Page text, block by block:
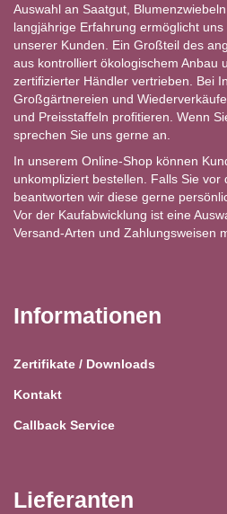
Auswahl an Saatgut,
langjährige Erfahrung ermöglicht
unserer Kunden. Ein Großteil des
aus kontrolliert ökologischem Anbau
zertifizierter Händler vertrieben. Bei
Großgärtnereien und
und Preisstaffeln profitieren. Wenn
sprechen Sie uns gerne an.
In unserem Online-Shop können
unkompliziert bestellen. Falls Sie vor
beantworten wir diese gerne
Vor der Kaufabwicklung ist eine
Versand-Arten und Zahlungsweisen
Informationen
Zertifikate / Downloads
Kontakt
Callback Service
Lieferanten